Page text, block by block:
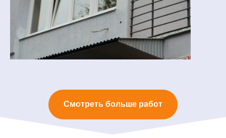
Смотреть больше работ